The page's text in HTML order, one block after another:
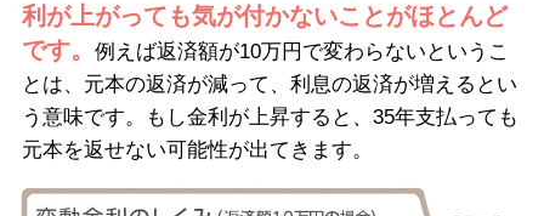
利が上がっても気が付かないことがほとんど
です。 例えば返済額が10万円で変わらないというこ
とは、元本の返済が減って、利息の返済が増えるとい
う意味です。もし金利が上昇すると、35年支払っても
元本を返せない可能性が出てきます。